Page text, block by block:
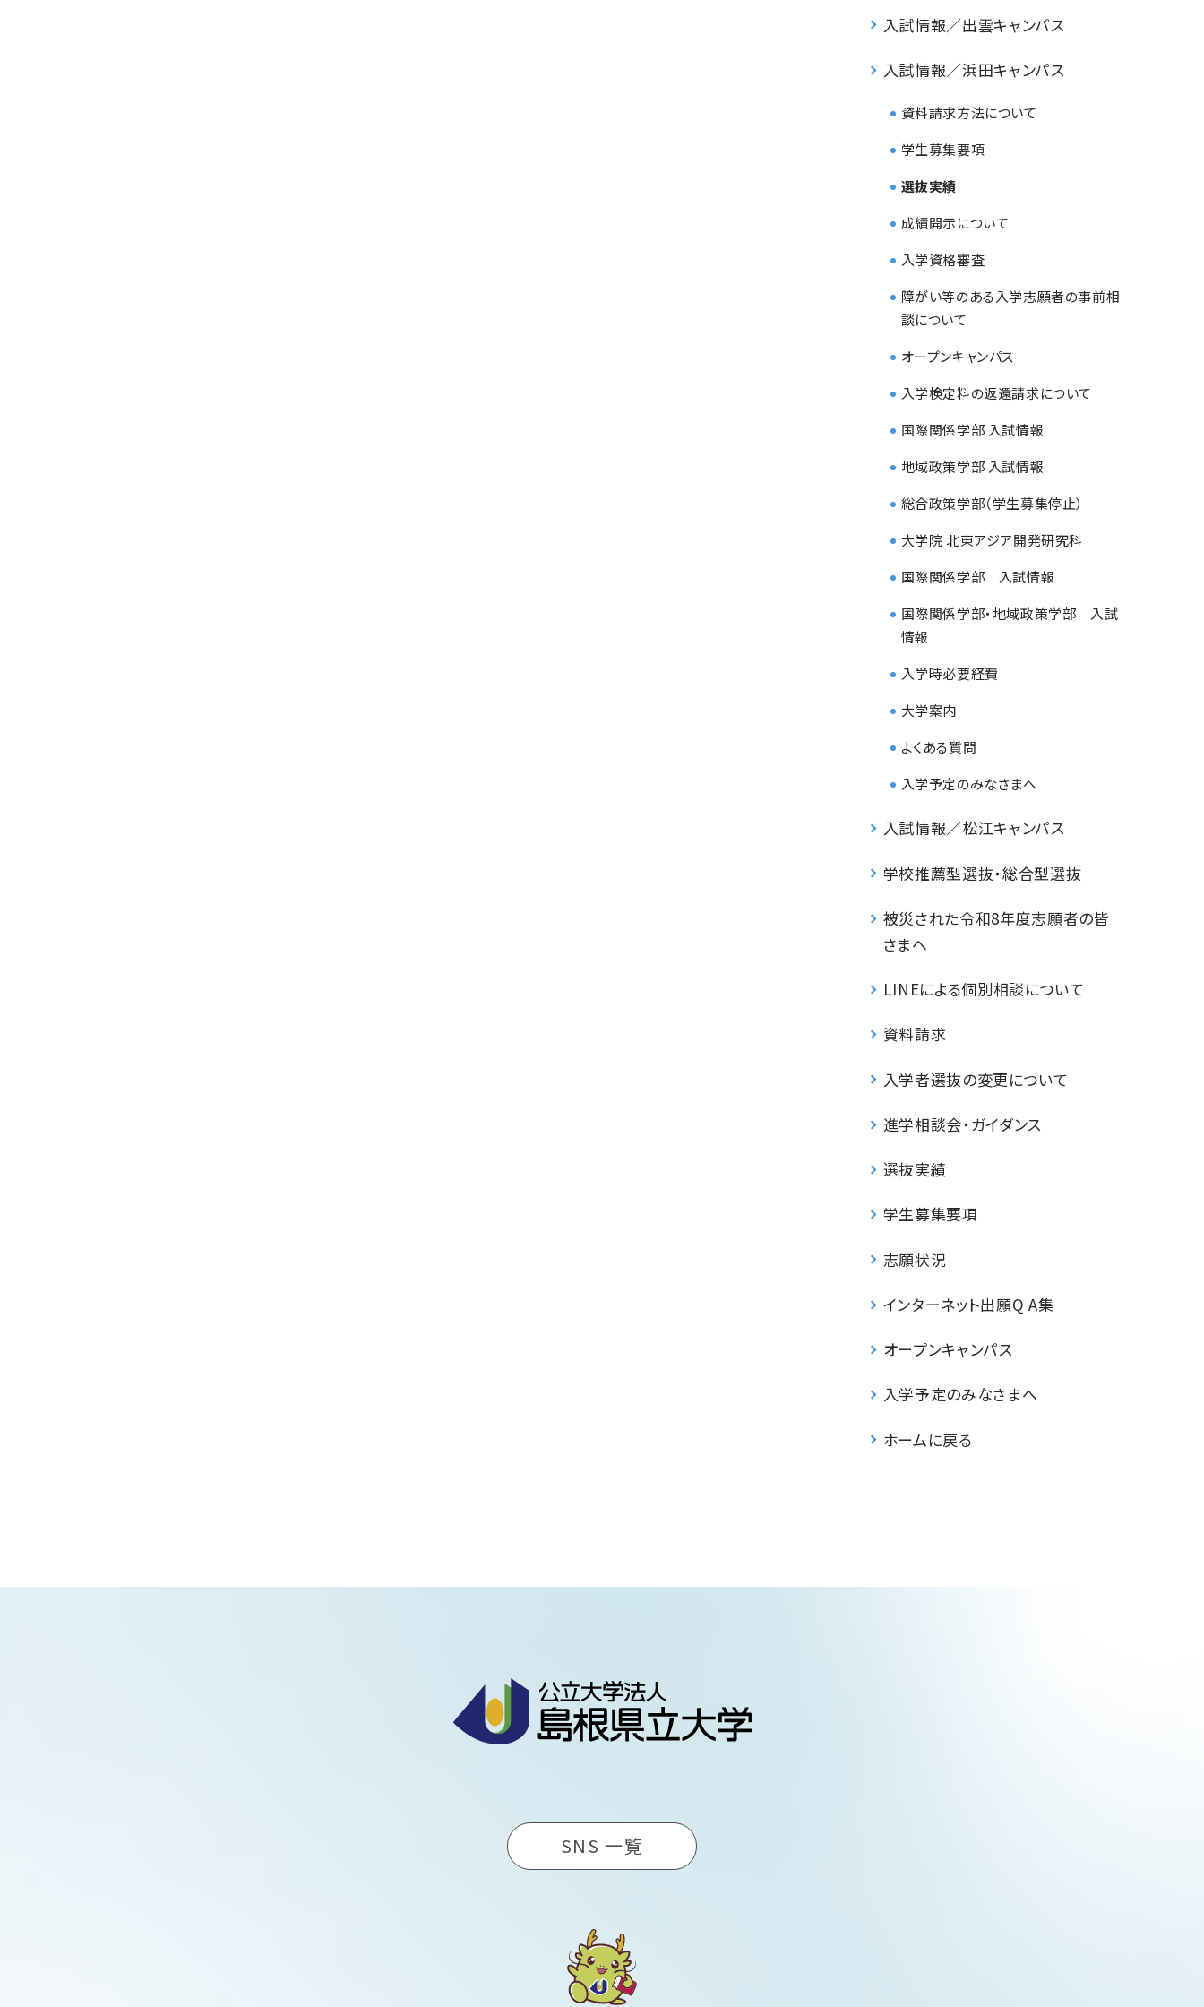
入試情報／出雲キャンパス
入試情報／浜田キャンパス
資料請求方法について
学生募集要項
選抜実績
成績開示について
入学資格審査
障がい等のある入学志願者の事前相
談について
オープンキャンパス
入学検定料の返還請求について
国際関係学部 入試情報
地域政策学部 入試情報
総合政策学部（学生募集停止）
大学院 北東アジア開発研究科
国際関係学部 入試情報
国際関係学部・地域政策学部 入試
情報
入学時必要経費
大学案内
よくある質問
入学予定のみなさまへ
入試情報／松江キャンパス
学校推薦型選抜・総合型選抜
被災された令和8年度志願者の皆
さまへ
LINEによる個別相談について
資料請求
入学者選抜の変更について
進学相談会・ガイダンス
選抜実績
学生募集要項
志願状況
インターネット出願Q A集
オープンキャンパス
入学予定のみなさまへ
ホームに戻る
SNS 一覧